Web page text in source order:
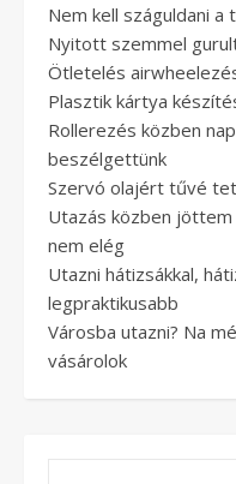
Nem kell száguldani
Nyitott szemmel
Ötletelés
Plasztik kártya
Rollerezés közben
beszélgettünk
Szervó olajért tűvé
Utazás közben
nem elég
Utazni hátizsákkal,
legpraktikusabb
Városba utazni? Na
vásárolok